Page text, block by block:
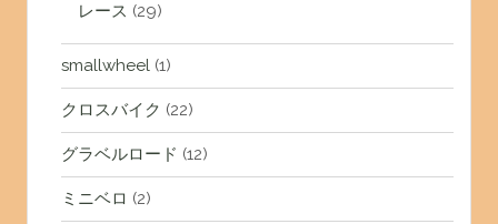
レース (29)
smallwheel(1)
クロスバイク (22)
グラベルロード (12)
ミニベロ (2)